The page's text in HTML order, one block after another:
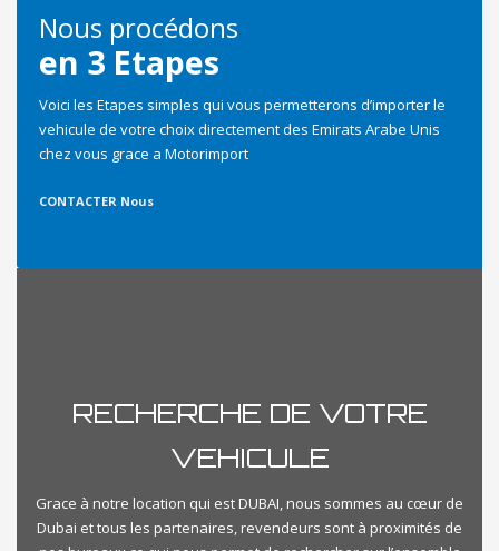
Nous procédons
en 3 Etapes
Voici les Etapes simples qui vous permetterons d’importer le
vehicule de votre choix directement des Emirats Arabe Unis
chez vous grace a Motorimport
CONTACTER Nous
RECHERCHE DE VOTRE
VEHICULE
Grace à notre location qui est DUBAI, nous sommes au cœur de
Dubai et tous les partenaires, revendeurs sont à proximités de